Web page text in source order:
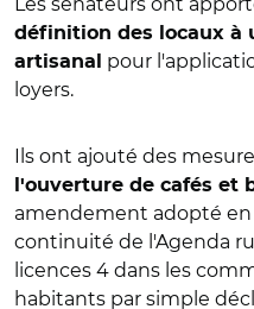
définition des locaux à
artisanal
pour
loyers.
Ils ont ajouté des
l'ouverture de cafés et
amendement adopté en
continuité de l'Agenda
licences 4 dans les
habitants par simple